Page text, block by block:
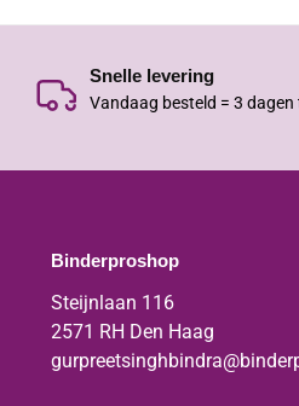
Snelle levering
Vandaag besteld = 3 dagen
Binderproshop
Steijnlaan 116
2571 RH Den Haag